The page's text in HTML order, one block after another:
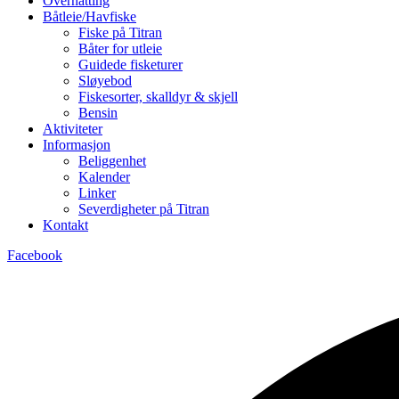
Båtleie/Havfiske
Fiske på Titran
Båter for utleie
Guidede fisketurer
Sløyebod
Fiskesorter, skalldyr & skjell
Bensin
Aktiviteter
Informasjon
Beliggenhet
Kalender
Linker
Severdigheter på Titran
Kontakt
Facebook